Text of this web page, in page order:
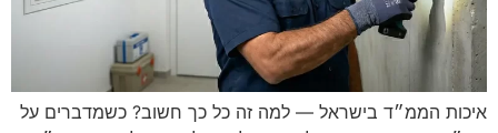
איכות הממ״ד בישראל — למה זה כל כך חשוב? כשמדברים על